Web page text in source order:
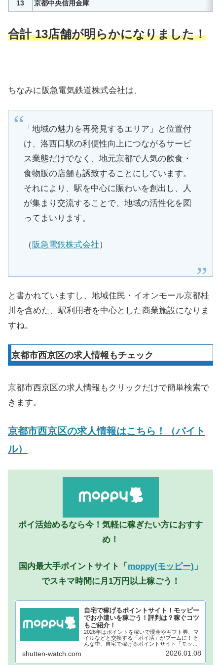
13 京都中央信用金庫
合計 13店舗が明らかになりました！
ちなみに阪急電気鉄道株式会社は、
「地域の魅力を再発見するエリア」と位置付
け、洛西口駅の利便性向上につながるサービ
ス業態だけでなく、地元京都で人気の飲食・
食物販の店舗も誘致することにしています。
それにより、駅を中心に賑わいを創出し、人
が集まり交流することで、地域の活性化を図
ってまいります。
（ 阪急電鉄株式会社）
と書かれていますし、地域住民・イオンモール京都桂
川を含めた、駅利用者を中心とした商業施設になりま
すね。
京都市西京区の求人情報もチェック
京都市西京区の求人情報もクリックだけで簡単検索で
きます。
京都市西京区の求人情報はこちら！（バイト
ル）
ポイ活始めるなら今！気軽に稼ぎたい方におすす
め！
国内最大手ポイントサイト「 moppy(モッピー) 」
でスキマ時間に月1万円以上稼ごう！
自宅で稼げるポイントサイト！モッピー
でお小遣いを稼ごう！評判は？稼ぐコツ
もご紹介！
2026年はポイントを稼いで現金やギフト券、マ
イルなどと交換する「ポイ活」がブームに！そ
んな中、自宅で稼げるポイントサイト「モッピ
ー」が注目されています！モッピーに登録し、
自宅でポイントを稼げば、あなたも月1万円稼ぐ
shutten-watch.com 2026.01.08